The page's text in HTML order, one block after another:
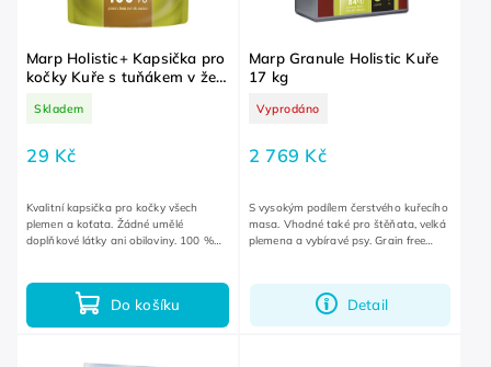
Marp Holistic+ Kapsička pro
kočky Kuře s tuňákem v želé
Skladem
29 Kč
Do košíku
Kvalitní kapsička pro kočky všech
plemen a koťata. Žádné umělé
doplňkové látky ani obiloviny. 100 %
Marp Granule Holistic Kuře
17 kg
Vyprodáno
2 769 Kč
Detail
S vysokým podílem čerstvého kuřecího
masa. Vhodné také pro štěňata, velká
plemena a vybíravé psy. Grain free